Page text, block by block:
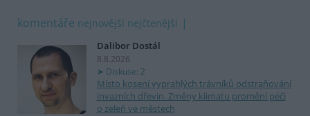
komentáře nejnovější nejčtenější
Dalibor Dostál
8.8.2026
Diskuse: 2
Místo kosení vyprahlých trávníků odstraňování
invazních dřevin. Změny klimatu promění péči
o zeleň ve městech